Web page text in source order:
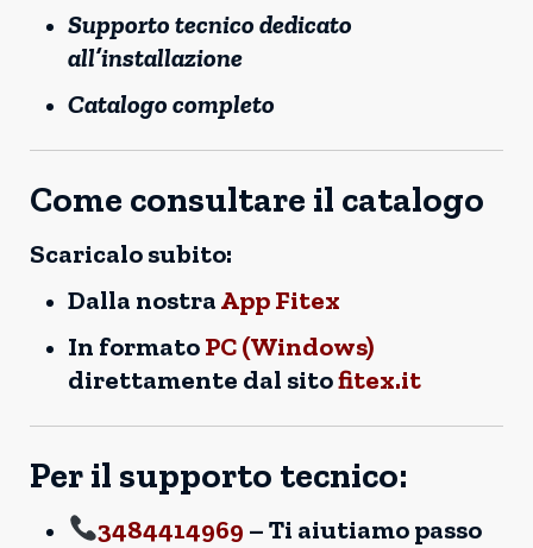
Supporto tecnico dedicato
all’installazione
Catalogo completo
Come consultare il catalogo
Scaricalo subito:
Dalla nostraApp Fitex
In formatoPC (Windows)
direttamente dal sitofitex.it
Per il supporto tecnico:
3484414969 – Ti aiutiamo passo